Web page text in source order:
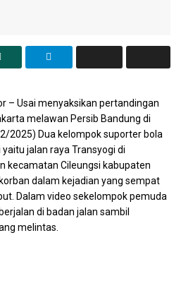
– Usai menyaksikan pertandingan
melawan Persib Bandung di
2025) Dua kelompok suporter bola
jalan raya Transyogi di
kecamatan Cileungsi kabupaten
dalam kejadian yang sempat
Dalam video sekelompok pemuda
di badan jalan sambil
melintas.